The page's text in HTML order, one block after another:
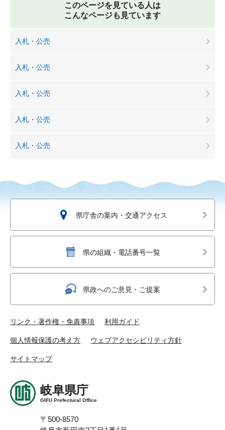
このページを見ている人は
こんなページも見ています
入札・公売
入札・公売
入札・公売
入札・公売
入札・公売
県庁舎の案内・交通アクセス
県の組織・電話番号一覧
県政へのご意見・ご提案
リンク・著作権・免責事項 利用ガイド
個人情報保護の考え方 ウェブアクセシビリティ方針
サイトマップ
岐阜県庁
GIFU Prefectural Office
〒500-8570